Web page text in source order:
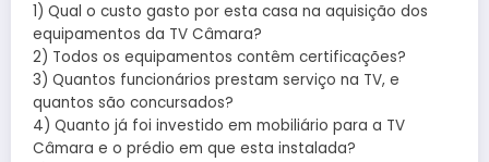
1) Qual o custo gasto por esta casa na aquisição dos
equipamentos da TV Câmara?
2) Todos os equipamentos contêm certificações?
3) Quantos funcionários prestam serviço na TV, e
quantos são concursados?
4) Quanto já foi investido em mobiliário para a TV
Câmara e o prédio em que esta instalada?